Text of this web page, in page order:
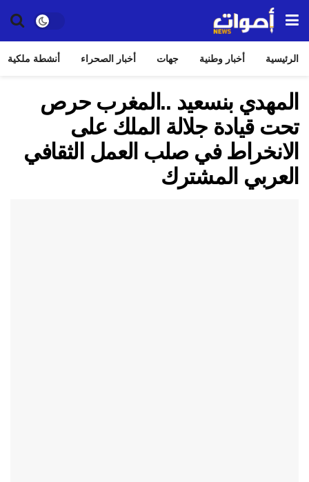
الرئيسية أخبار وطنية جهات أخبار الصحراء أنشطة ملكية
المهدي بنسعيد ..المغرب حرص
تحت قيادة جلالة الملك على
الانخراط في صلب العمل الثقافي
العربي المشترك